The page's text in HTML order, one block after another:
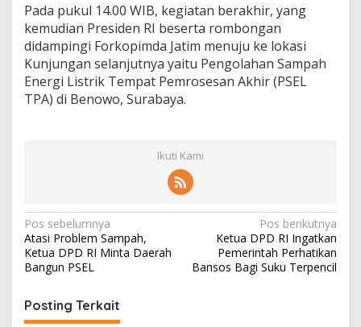
Pada pukul 14.00 WIB, kegiatan berakhir, yang
kemudian Presiden RI beserta rombongan
didampingi Forkopimda Jatim menuju ke lokasi
Kunjungan selanjutnya yaitu Pengolahan Sampah
Energi Listrik Tempat Pemrosesan Akhir (PSEL
TPA) di Benowo, Surabaya.
Ikuti Kami
N
a
v
i
g
Pos sebelumnya
Atasi Problem Sampah,
Ketua DPD RI Minta Daerah
Bangun PSEL
Pos berikutnya
Ketua DPD RI Ingatkan
Pemerintah Perhatikan
Bansos Bagi Suku Terpencil
Posting Terkait